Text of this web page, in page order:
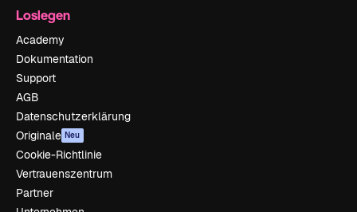
Loslegen
Academy
Dokumentation
Support
AGB
Datenschutzerklärung
Originale Neu
Cookie-Richtlinie
Vertrauenszentrum
Partner